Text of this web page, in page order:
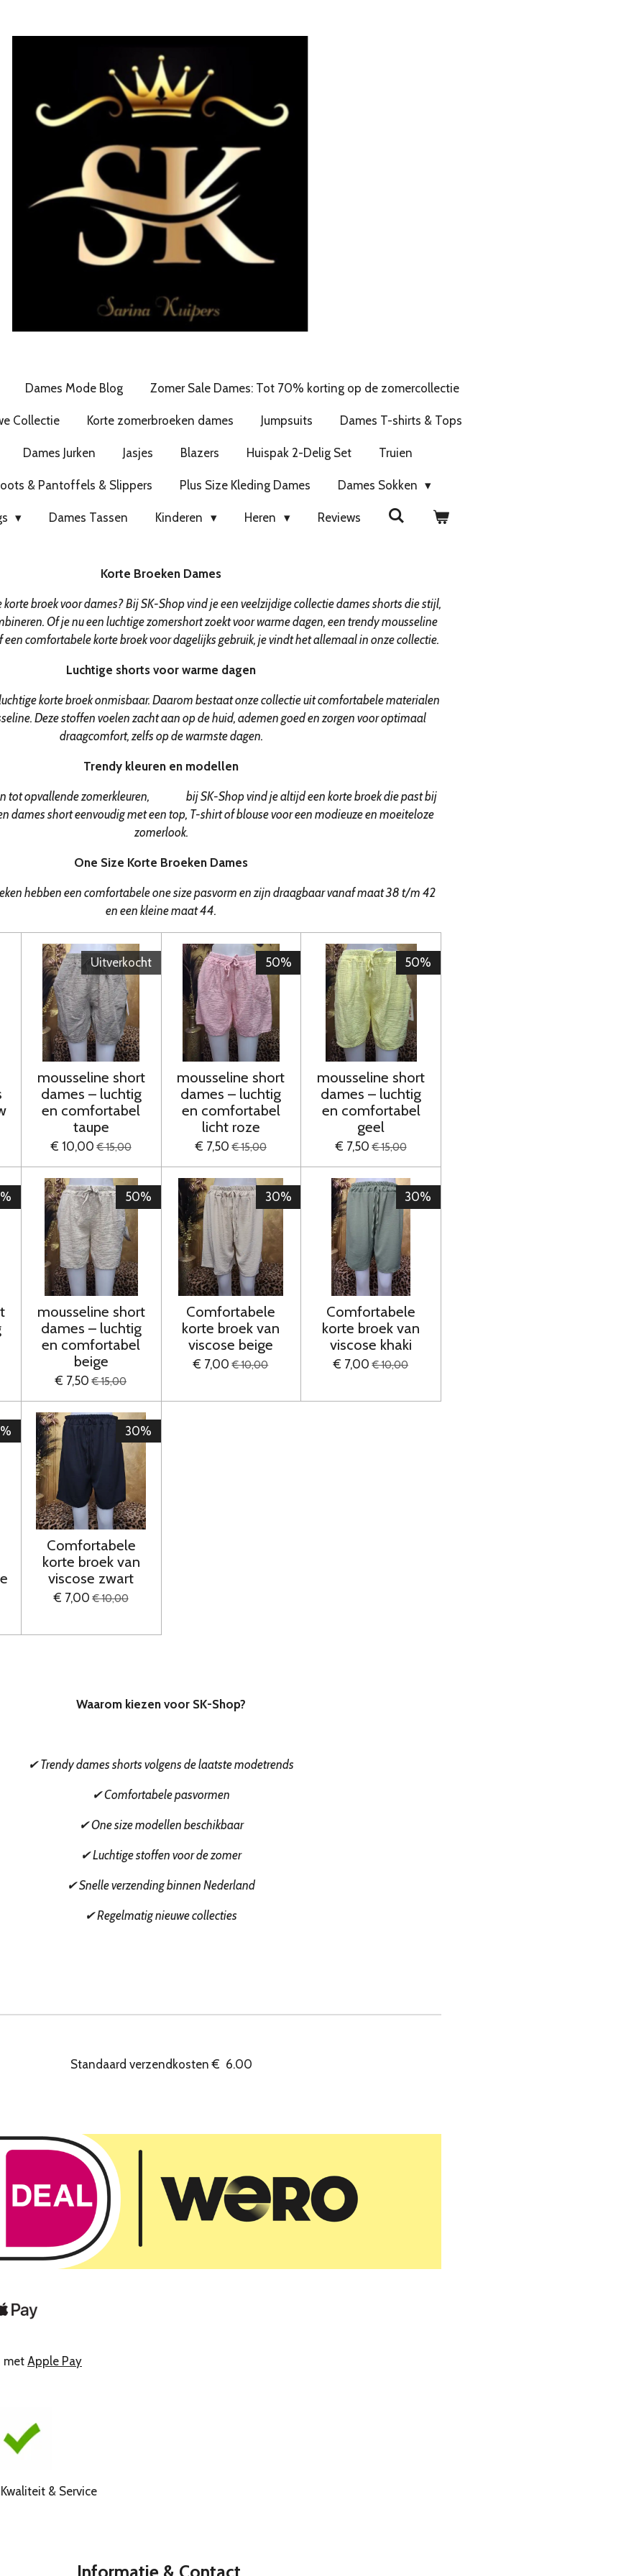
Dames Mode Blog Zomer Sale Dames: Tot 70% korting op de zomercollectie
Collectie Korte zomerbroeken dames Jumpsuits Dames T-shirts & Tops
Dames Jurken Jasjes Blazers Huispak 2-Delig Set Truien
& Pantoffels & Slippers Plus Size Kleding Dames Dames Sokken
Dames Tassen Kinderen Heren Reviews
Korte Broeken Dames
korte broek voor dames? Bij SK-Shop vind je een veelzijdige collectie dames shorts die stijl,
Of je nu een luchtige zomershort zoekt voor warme dagen, een trendy mousseline
comfortabele korte broek voor dagelijks gebruik, je vindt het allemaal in onze collectie.
Luchtige shorts voor warme dagen
korte broek onmisbaar. Daarom bestaat onze collectie uit comfortabele materialen
Deze stoffen voelen zacht aan op de huid, ademen goed en zorgen voor optimaal
draagcomfort, zelfs op de warmste dagen.
Trendy kleuren en modellen
tot opvallende zomerkleuren, bij SK-Shop vind je altijd een korte broek die past bij
dames short eenvoudig met een top, T-shirt of blouse voor een modieuze en moeiteloze
zomerlook.
One Size Korte Broeken Dames
hebben een comfortabele one size pasvorm en zijn draagbaar vanaf maat 38 t/m 42
en een kleine maat 44.
Uitverkocht
mousseline short
dames – luchtig
en comfortabel
taupe
€ 10,00 € 15,00
50%
mousseline short
dames – luchtig
en comfortabel
licht roze
€ 7,50 € 15,00
50%
mousseline short
dames – luchtig
en comfortabel
geel
€ 7,50 € 15,00
50%
mousseline short
dames – luchtig
en comfortabel
beige
€ 7,50 € 15,00
30%
Comfortabele
korte broek van
viscose beige
€ 7,00 € 10,00
30%
Comfortabele
korte broek van
viscose khaki
€ 7,00 € 10,00
30%
Comfortabele
korte broek van
viscose zwart
€ 7,00 € 10,00
Waarom kiezen voor SK-Shop?
✔ Trendy dames shorts volgens de laatste modetrends
✔ Comfortabele pasvormen
✔ One size modellen beschikbaar
✔ Luchtige stoffen voor de zomer
✔ Snelle verzending binnen Nederland
✔ Regelmatig nieuwe collecties
Standaard verzendkosten€ 6.00
met Apple Pay
& Service
Informatie & Contact